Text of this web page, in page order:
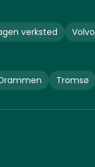
verksted Volvo
Tromsø